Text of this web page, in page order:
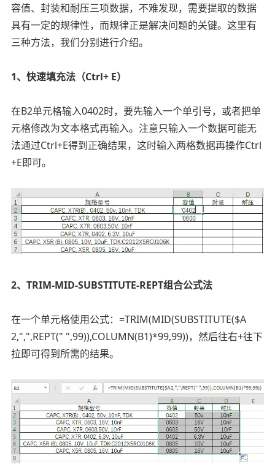
容值、封装和耐压三项数据，不难发现，需要提取的数据
具有一定的规律性，而规律正是解决问题的关键。这里有
三种方法，我们分别进行介绍。
1、快速填充法（Ctrl+ E）
在B2单元格输入0402时，要先输入一个单引号，或者把单
元格修改为文本格式再输入。注意只输入一个数据可能无
法通过Ctrl+E得到正确结果，这时输入两格数据再操作Ctrl
+E即可。
2、TRIM-MID-SUBSTITUTE-REPT组合公式法
在一个单元格使用公式：=TRIM(MID(SUBSTITUTE($A
2,",",REPT(" ",99)),COLUMN(B1)*99,99))，然后往右+往下
拉即可得到所需的结果。